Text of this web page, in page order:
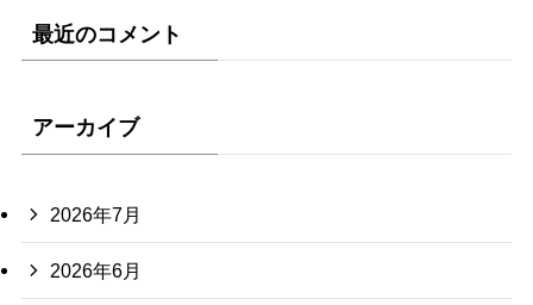
最近のコメント
アーカイブ
2026年7月
2026年6月